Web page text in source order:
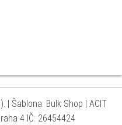
Šablona: Bulk Shop
| ACIT
4 IČ: 26454424